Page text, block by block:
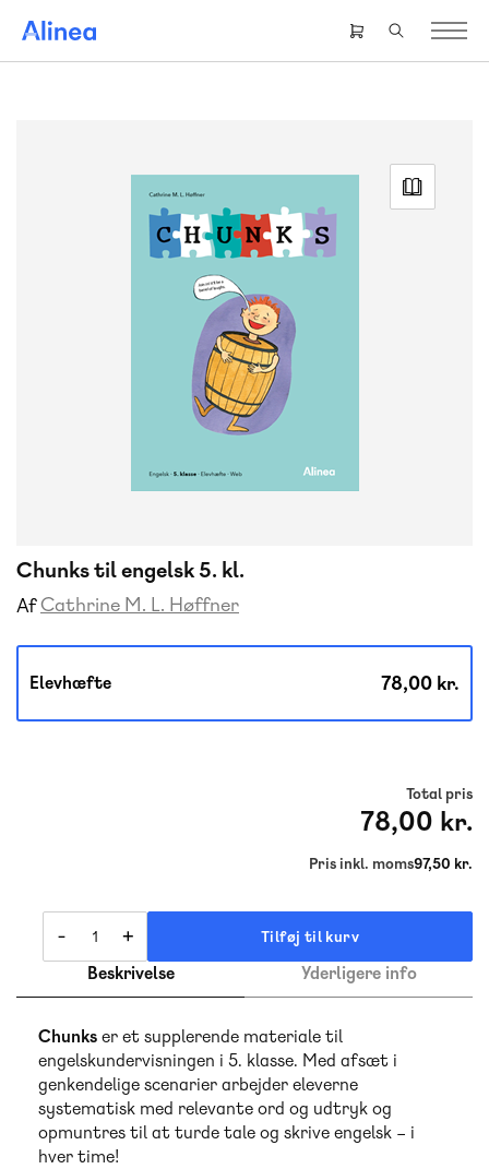
hovedindhold
Header
right
Chunks til engelsk 5. kl.
AfCathrine M. L. Høffner
Elevhæfte 78,00 kr.
Total pris
78,00 kr.
Pris inkl. moms97,50 kr.
- + Tilføj til kurv
Beskrivelse Yderligere info
Chunkser et supplerende materiale til
engelskundervisningen i 5. klasse. Med afsæt i
genkendelige scenarier arbejder eleverne
systematisk med relevante ord og udtryk og
opmuntres til at turde tale og skrive engelsk – i
hver time!